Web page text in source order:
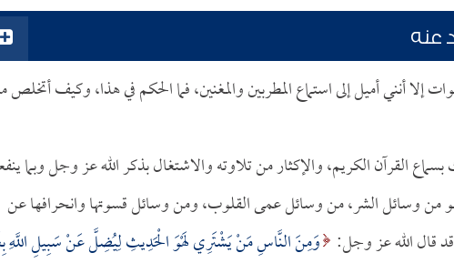
عنه
أنني أميل إلى استماع المطربين والمغنين، فما الحكم في هذا، وكيف أتخلص
القرآن الكريم، والإكثار من تلاوته والاشتغال بذكر الله عز وجل وبما
من وسائل الشر، من وسائل عمى القلوب، ومن وسائل قسوتها وانحرافها عن
قال الله عز وجل: وَمِنَ النَّاسِ مَنْ يَشْتَرِي لَهْوَ الْحَدِيثِ لِيُضِلَّ عَنْ سَبِيلِ اللَّهِ